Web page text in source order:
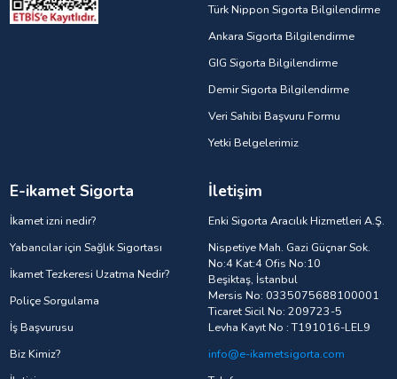
Türk Nippon Sigorta Bilgilendirme
Ankara Sigorta Bilgilendirme
GIG Sigorta Bilgilendirme
Demir Sigorta Bilgilendirme
Veri Sahibi Başvuru Formu
Yetki Belgelerimiz
E-ikamet Sigorta
İkamet izni nedir?
Yabancılar için Sağlık Sigortası
İkamet Tezkeresi Uzatma Nedir?
Poliçe Sorgulama
İş Başvurusu
Biz Kimiz?
İletişim
Enki Sigorta Aracılık Hizmetleri A.Ş.
Nispetiye Mah. Gazi Güçnar Sok.
No:4 Kat:4 Ofis No:10
Beşiktaş, İstanbul
Mersis No: 0335075688100001
Ticaret Sicil No: 209723-5
Levha Kayıt No : T191016-LEL9
info@e-ikametsigorta.com